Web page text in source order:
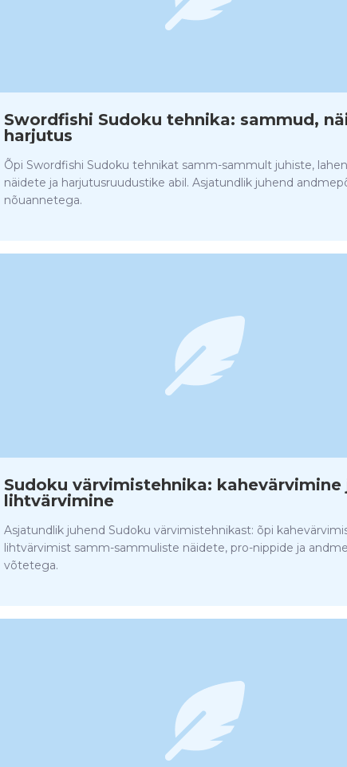
Swordfishi Sudoku tehnika: sammud,
harjutus
Õpi Swordfishi Sudoku tehnikat samm-sammult juhiste,
näidete ja harjutusruudustike abil. Asjatundlik juhend
nõuannetega.
Sudoku värvimistehnika: kahevärvimine
lihtvärvimine
Asjatundlik juhend Sudoku värvimistehnikast: õpi
lihtvärvimist samm-sammuliste näidete, pro-nippide ja
võtetega.